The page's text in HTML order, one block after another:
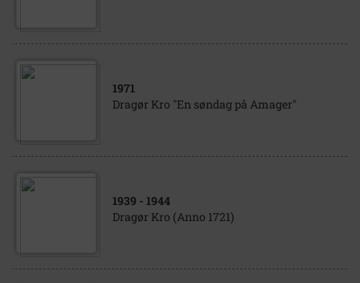
1971
Dragør Kro "En søndag på Amager"
1939 - 1944
Dragør Kro (Anno 1721)